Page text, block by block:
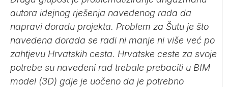
autora idejnog rješenja navedenog rada da
napravi doradu projekta. Problem za Šutu je što
navedena dorada se radi ni manje ni više već po
zahtjevu Hrvatskih cesta. Hrvatske ceste za svoje
potrebe su navedeni rad trebale prebaciti u BIM
model (3D) gdje je uočeno da je potrebno